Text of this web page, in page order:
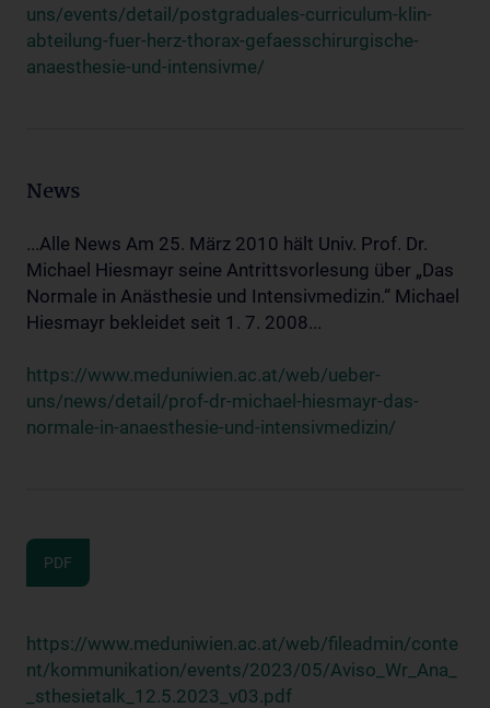
uns/events/detail/postgraduales-curriculum-klin-
abteilung-fuer-herz-thorax-gefaesschirurgische-
anaesthesie-und-intensivme/
News
...Alle News Am 25. März 2010 hält Univ. Prof. Dr.
Michael Hiesmayr seine Antrittsvorlesung über „Das
Normale in Anästhesie und Intensivmedizin.“ Michael
Hiesmayr bekleidet seit 1. 7. 2008...
https://www.meduniwien.ac.at/web/ueber-
uns/news/detail/prof-dr-michael-hiesmayr-das-
normale-in-anaesthesie-und-intensivmedizin/
PDF
https://www.meduniwien.ac.at/web/fileadmin/conte
nt/kommunikation/events/2023/05/Aviso_Wr_Ana_
_sthesietalk_12.5.2023_v03.pdf